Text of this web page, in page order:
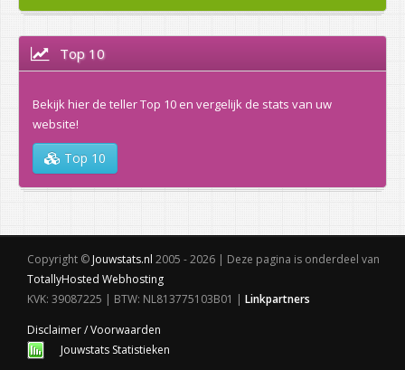
Top 10
Bekijk hier de teller Top 10 en vergelijk de stats van uw
website!
Top 10
Copyright © Jouwstats.nl 2005 - 2026 | Deze pagina is onderdeel van
TotallyHosted Webhosting
KVK: 39087225 | BTW: NL813775103B01 | Linkpartners
Disclaimer / Voorwaarden
Jouwstats Statistieken